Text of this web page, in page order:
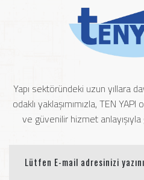
Yapı sektöründeki uzun yıllara
odaklı yaklaşımımızla, TEN
ve güvenilir hizmet